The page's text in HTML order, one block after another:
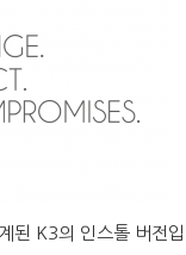
된 K3의 인스톨 버전